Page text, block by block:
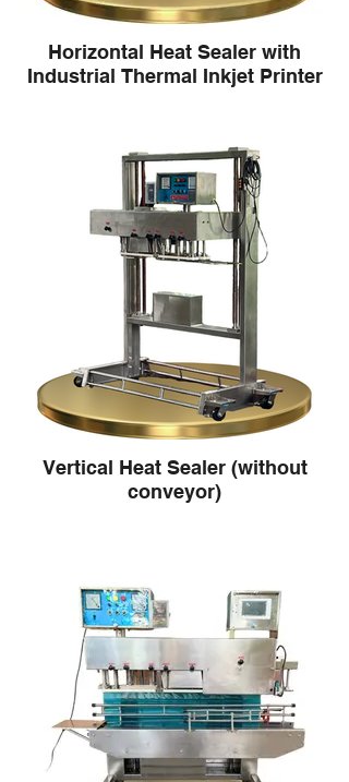
Horizontal Heat Sealer with
Industrial Thermal Inkjet Printer
Vertical Heat Sealer (without
conveyor)